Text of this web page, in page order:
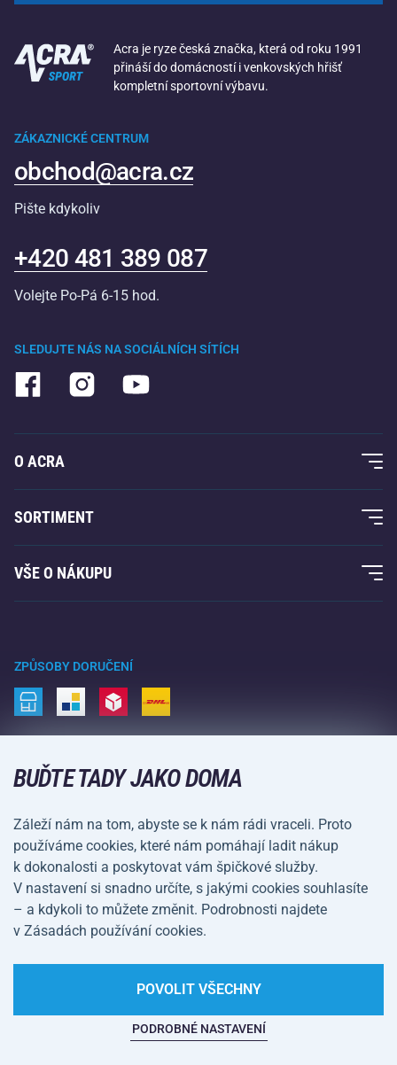
Acra je ryze česká značka, která od roku 1991
přináší do domácností i venkovských hřišť
kompletní sportovní výbavu.
SLEDUJTE NÁS NA SOCIÁLNÍCH SÍTÍCH
ZÁKAZNICKÉ CENTRUM
obchod@acra.cz
Pište kdykoliv
+420 481 389 087
Volejte Po-Pá 6-15 hod.
O ACRA
O nás
Acra garance
Kontakty
SORTIMENT
Fitness a posilování
Raketové sporty
Volný čas a zábava
Kemping a turistika
Bojové sporty
Kola a koloběžky
Vodní sporty
Sportovní oblečení a doplňky
VŠE O NÁKUPU
Vrácení a reklamace
Doprava a platba
ZPŮSOBY DORUČENÍ
Obchodní podmínky Ochrana osobních údajů
Nastavení cookies
Na tomto webu straší
BUĎTE TADY JAKO DOMA
Záleží nám na tom, abyste se k nám rádi vraceli. Proto
používáme cookies, které nám pomáhají ladit nákup
k dokonalosti a poskytovat vám špičkové služby.
V nastavení si snadno určíte, s jakými cookies souhlasíte
– a kdykoli to můžete změnit. Podrobnosti najdete
v Zásadách používání cookies.
PODROBNÉ NASTAVENÍ
POVOLIT VŠECHNY